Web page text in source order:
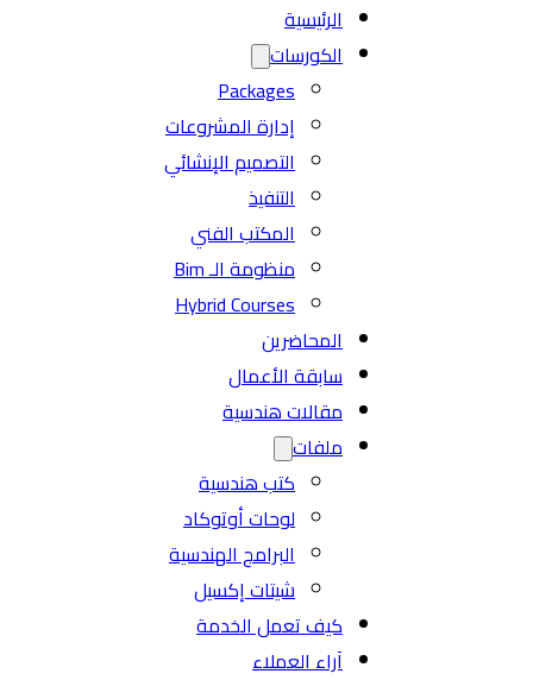
الرئيسية
الكورسات
Packages
إدارة المشروعات
التصميم الإنشائي
التنفيذ
المكتب الفني
منظومة الـ Bim
Hybrid Courses
المحاضرين
سابقة الأعمال
مقالات هندسية
ملفات
كتب هندسية
لوحات أوتوكاد
البرامج الهندسية
شيتات إكسيل
كيف تعمل الخدمة
آراء العملاء